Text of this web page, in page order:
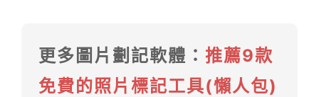
更多圖片劃記軟體： 推薦9款
免費的照片標記工具(懶人包)